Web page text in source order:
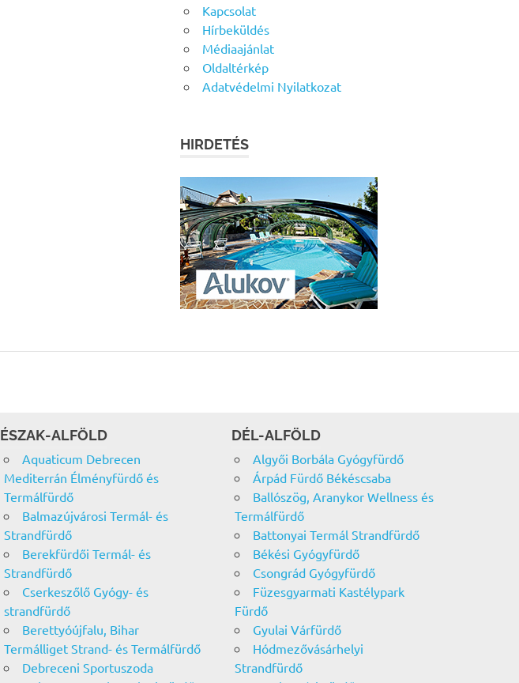
Kapcsolat
Hírbeküldés
Médiaajánlat
Oldaltérkép
Adatvédelmi Nyilatkozat
HIRDETÉS
ÉSZAK-ALFÖLD
Aquaticum Debrecen
Mediterrán Élményfürdő és
Termálfürdő
Balmazújvárosi Termál- és
Strandfürdő
Berekfürdői Termál- és
Strandfürdő
Cserkeszőlő Gyógy- és
strandfürdő
Berettyóújfalu, Bihar
Termálliget Strand- és Termálfürdő
Debreceni Sportuszoda
DÉL-ALFÖLD
Algyői Borbála Gyógyfürdő
Árpád Fürdő Békéscsaba
Ballószög, Aranykor Wellness és
Termálfürdő
Battonyai Termál Strandfürdő
Békési Gyógyfürdő
Csongrád Gyógyfürdő
Füzesgyarmati Kastélypark
Fürdő
Gyulai Várfürdő
Hódmezővásárhelyi
Strandfürdő